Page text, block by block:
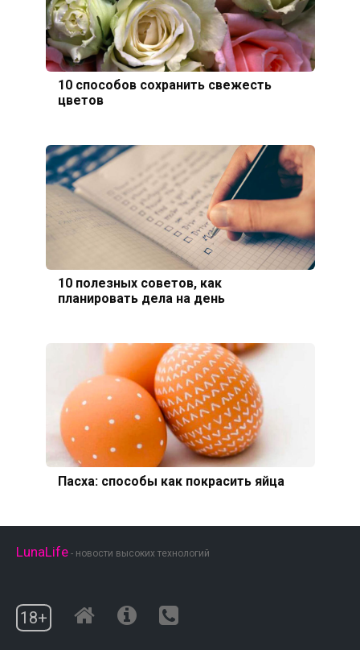
10 способов сохранить свежесть
цветов
10 полезных советов, как
планировать дела на день
Пасха: способы как покрасить яйца
LunaLife - новости высоких технологий
18+